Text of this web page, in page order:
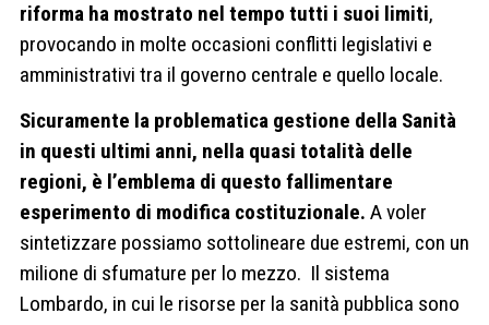
riforma ha mostrato nel tempo tutti i suoi limiti,
provocando in molte occasioni conflitti legislativi e
amministrativi tra il governo centrale e quello locale.
Sicuramente la problematica gestione della Sanità
in questi ultimi anni, nella quasi totalità delle
regioni, è l’emblema di questo fallimentare
esperimento di modifica costituzionale. A voler
sintetizzare possiamo sottolineare due estremi, con un
milione di sfumature per lo mezzo. Il sistema
Lombardo, in cui le risorse per la sanità pubblica sono